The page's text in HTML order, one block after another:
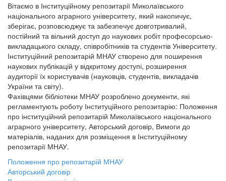
Вітаємо в Інституційному репозитарії Миколаївського
національного аграрного університету, який накопичує,
зберігає, розповсюджує та забезпечує довготривалий,
постійний та вільний доступ до наукових робіт професорсько-
викладацького складу, співробітників та студентів Університету.
Інституційний репозитарій МНАУ створено для поширення
наукових публікацій у відкритому доступі, розширення
аудиторії їх користувачів (науковців, студентів, викладачів
України та світу).
Фахівцями бібліотеки МНАУ розроблено документи, які
регламентують роботу Інституційного репозитарію: Положення
про інституційний репозитарій Миколаївського національного
аграрного університету, Авторський договір, Вимоги до
матеріалів, наданих для розміщення в Інституційному
репозитарії МНАУ.
Положення про репозитарій МНАУ
Авторський договір